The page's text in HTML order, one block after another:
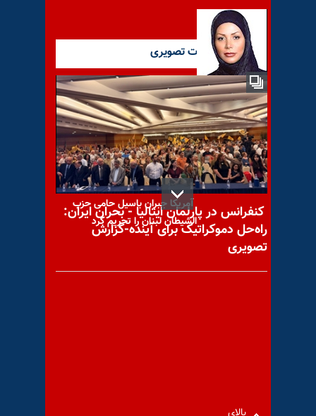
ندا صالحی، سمبلی از
آزادیخواهی
آمریکا جبران باسیل حامی حزب
الشیطان لبنان را تحریم کرد
آخرین گزارشات تصویری
کنفرانس در پارلمان ایتالیا - بحران ایران:
راه‌حل دموکراتیک برای آینده-گزارش
تصویری